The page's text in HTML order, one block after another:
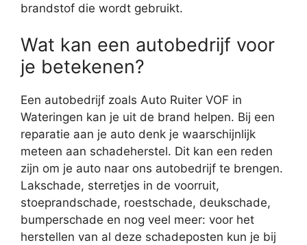
brandstof die wordt gebruikt.
Wat kan een autobedrijf voor
je betekenen?
Een autobedrijf zoals Auto Ruiter VOF in
Wateringen kan je uit de brand helpen. Bij een
reparatie aan je auto denk je waarschijnlijk
meteen aan schadeherstel. Dit kan een reden
zijn om je auto naar ons autobedrijf te brengen.
Lakschade, sterretjes in de voorruit,
stoeprandschade, roestschade, deukschade,
bumperschade en nog veel meer: voor het
herstellen van al deze schadeposten kun je bij